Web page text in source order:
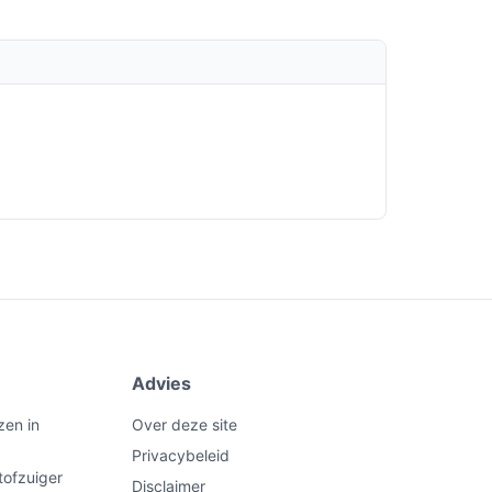
in
Advies
Over deze site
Privacybeleid
Disclaimer